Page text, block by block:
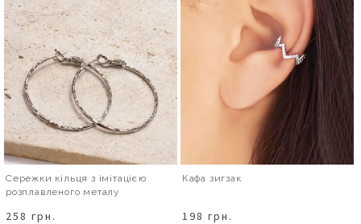
Сережки кільця з імітацією
розплавленого металу
258 грн.
Кафа зигзак
198 грн.